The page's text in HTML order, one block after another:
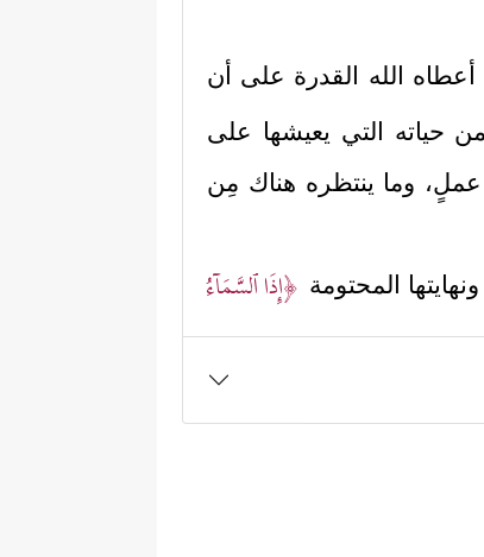
الله القدرة على أن
حياته التي يعيشها على
عملٍ، وما ينتظره هناك مِن
المحتومة ﴿إِذَا ٱلسَّمَاۤءُ
هنا سيلقاه هناك